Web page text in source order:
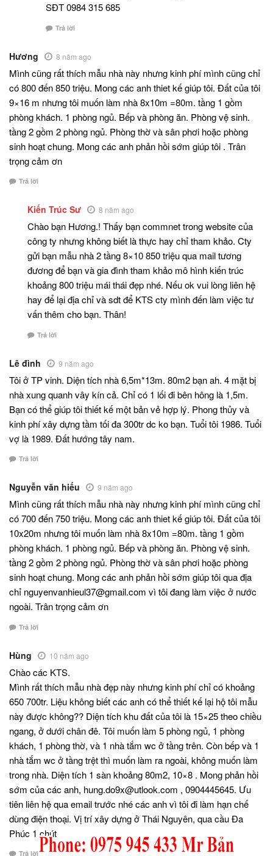
SĐT 0984 315 685
Trả lời
Hương 8 năm ago
Mình cũng rất thích mẫu nhà này nhưng kinh phí mình cũng chỉ
có 800 đến 850 triệu. Mong các anh thiet kế giúp tôi. Đất của tôi
9×16 m nhưng tôi muốn làm nhà 8x10m =80m. tầng 1 gồm
phòng khách. 1 phòng ngủ. Bếp và phòng ăn. Phòng vệ sinh.
tầng 2 gồm 2 phòng ngủ. Phòng thờ và sân phơi hoặc phòng
sinh hoạt chung. Mong các anh phản hồi sớm giúp tôi . Trân
trọng cảm ơn
Trả lời
Kiến Trúc Sư 8 năm ago
Chào bạn Hương.! Thấy bạn commnet trong website của
công ty nhưng không biết là thực hay chỉ tham khảo. Cty
gửi bạn mẫu nhà 2 tầng 8×10 850 triệu qua mail tương
đương để bạn và gia đình tham khảo mô hình kiến trúc
khoảng 800 triệu mái thái đẹp nhé. Nếu ok vui lòng liên hệ
hay để lại địa chỉ và sdt để KTS cty mình đến làm việc tư
vấn thêm cho bạn. Thân!
Trả lời
Lê đình 9 năm ago
Tôi ở TP vinh. Diện tích nhà 6,5m*13m. 80m2 bạn ah. 4 mặt bị
nhà xung quanh vây kín cả. Chỉ có 1 lối đi bên hông là 1,5m.
Bạn có thể giúp tôi thiết kế một bản vẻ hợp lý. Phong thủy và
kinh phí xây dựng tầm tối đa 300tr dc ko bạn. Tuổi tôi 1986. Tuổi
vợ là 1989. Đất hướng tây nam.
Trả lời
Nguyễn văn hiếu 9 năm ago
Mình cũng rất thích mẫu nhà này nhưng kinh phí mình cũng chỉ
có 700 đến 750 triệu. Mong các anh thiet kế giúp tôi. Đất của tôi
10x20m nhưng tôi muốn làm nhà 8x10m =80m. tầng 1 gồm
phòng khách. 1 phòng ngủ. Bếp và phòng ăn. Phòng vệ sinh.
tầng 2 gồm 2 phòng ngủ. Phòng thờ và sân phơi hoặc phòng
sinh hoạt chung. Mong các anh phản hồi sớm giúp tôi qua địa
chỉ nguyenvanhieul37@gmail.com vì tôi đang làm việc ở nước
ngoài. Trân trọng cảm ơn
Trả lời
Hùng 10 năm ago
Chào các KTS.
Mình rất thích mẫu nhà đẹp này nhưng kinh phí chỉ có khoảng
650 700tr. Liệu không biết các anh có thể thiết kế lại hộ tôi mẫu
này được không?? Diện tích khu đất của tôi là 15×25 theo chiều
ngang, ở dưới chân đê. Tôi muốn làm 5 phòng ngủ, 1 phòng
khách, 1 phòng thờ, và 1 nhà tắm wc ở tầng trên. Còn bếp và 1
nhà tắm wc ở tầng trệt thì muốn làm ra ngoài, không muốn làm
trong nhà. Diện tích 1 sàn khoảng 80m2, 10×8 . Mong phản hồi
sớm của các anh, hung.do9x@utlook.com , 0904445645. Ưu
tiên liên hệ qua email trước nhé các anh vì tôi đi làm hạn chế
dùng điện thoại. Vị trí xây dựng ở Thái Nguyên, qua cầu Đa
Phúc 1 chút
Trả lời